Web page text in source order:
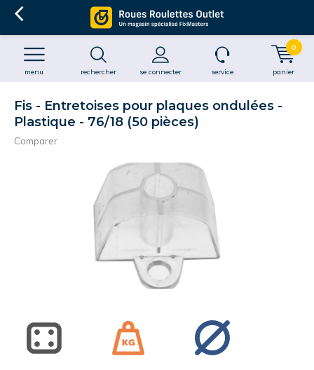
rechercher se connecter
menu service panier
0
Fis - Entretoises pour plaques ondulées -
Plastique - 76/18 (50 pièces)
Comparer